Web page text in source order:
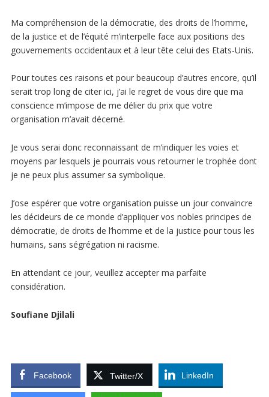
Ma compréhension de la démocratie, des droits de l’homme,
de la justice et de l’équité m’interpelle face aux positions des
gouvernements occidentaux et à leur tête celui des Etats-Unis.
Pour toutes ces raisons et pour beaucoup d’autres encore, qu’il
serait trop long de citer ici, j’ai le regret de vous dire que ma
conscience m’impose de me délier du prix que votre
organisation m’avait décerné.
Je vous serai donc reconnaissant de m’indiquer les voies et
moyens par lesquels je pourrais vous retourner le trophée dont
je ne peux plus assumer sa symbolique.
J’ose espérer que votre organisation puisse un jour convaincre
les décideurs de ce monde d’appliquer vos nobles principes de
démocratie, de droits de l’homme et de la justice pour tous les
humains, sans ségrégation ni racisme.
En attendant ce jour, veuillez accepter ma parfaite
considération.
Soufiane Djilali
Facebook Twitter/X LinkedIn